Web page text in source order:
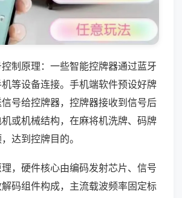
制原理：一些智能控牌器通过蓝牙
等设备连接。手机端软件预设好牌
号给控牌器，控牌器接收到信号后
或机械结构，在麻将机洗牌、码牌
达到控牌目的。
，硬件核心由编码发射芯片、信号
码组件构成，主流载波频率固定标